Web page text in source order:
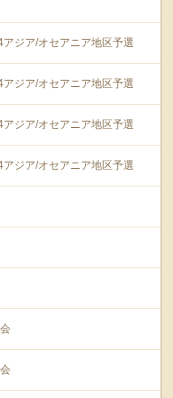
ジア/オセアニア地区予選
ジア/オセアニア地区予選
ジア/オセアニア地区予選
ジア/オセアニア地区予選